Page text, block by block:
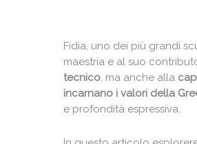
Fidia, uno dei più grandi
maestria e al suo
tecnico, ma anche alla
incarnano i valori della
e profondità espressiva.